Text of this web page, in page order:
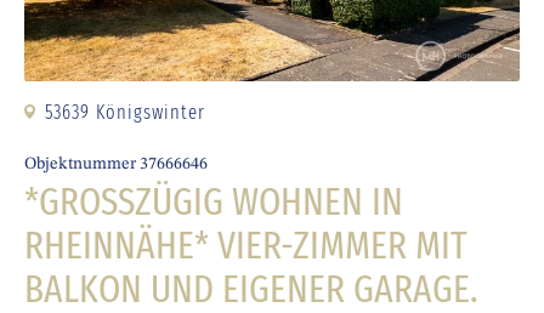
53639 Königswinter
Objektnummer 37666646
*GROSSZÜGIG WOHNEN IN R
HEINNÄHE* VIER-ZIMMER MIT B
ALKON UND EIGENER GARAGE.